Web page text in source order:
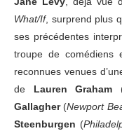
What/If, surprend plus
ses précédentes
troupe de comédiens
reconnues venues
de Lauren Graham
Gallagher(Newport
Steenburgen (